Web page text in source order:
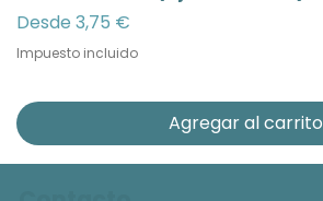
Desde 3,75 €
Precio de oferta
Impuesto incluido
Agregar al carrito